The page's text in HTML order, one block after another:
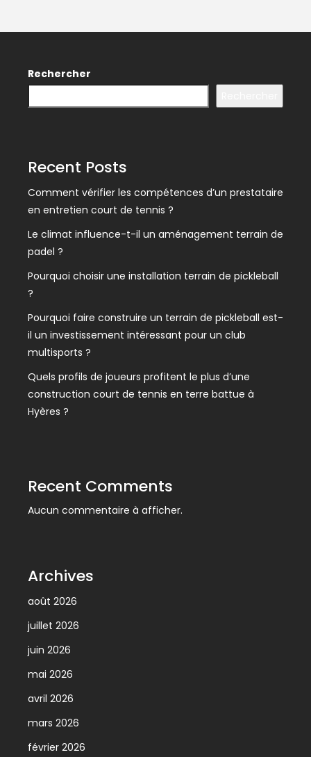
Rechercher
Recent Posts
Comment vérifier les compétences d’un prestataire
en entretien court de tennis ?
Le climat influence-t-il un aménagement terrain de
padel ?
Pourquoi choisir une installation terrain de pickleball
?
Pourquoi faire construire un terrain de pickleball est-
il un investissement intéressant pour un club
multisports ?
Quels profils de joueurs profitent le plus d’une
construction court de tennis en terre battue à
Hyères ?
Recent Comments
Aucun commentaire à afficher.
Archives
août 2026
juillet 2026
juin 2026
mai 2026
avril 2026
mars 2026
février 2026